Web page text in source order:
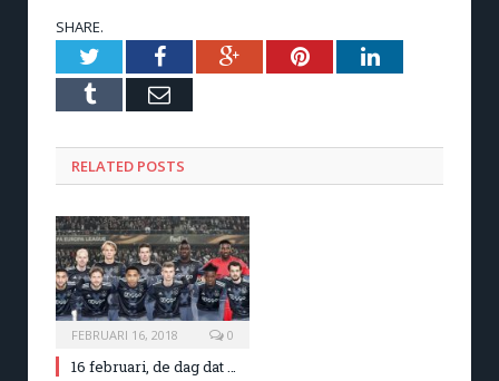
SHARE.
TwitterFacebookGoogle+PinterestLinkedIn
Tumblr Email
RELATED POSTS
FEBRUARI 16, 2018 0
16 februari, de dag dat …